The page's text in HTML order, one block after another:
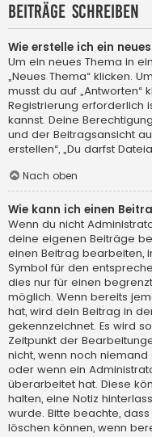
Beiträge schreiben
Wie erstelle ich ein
Um ein neues Thema in
„Neues Thema“ klicken.
musst du auf „Antworten“
Registrierung erforderlich
kannst. Deine
und der Beitragsansicht
erstellen“, „Du darfst
Nach oben
Wie kann ich einen
Wenn du nicht
deine eigenen Beiträge
einen Beitrag bearbeiten,
Symbol für den
dies nur für einen
möglich. Wenn bereits
hat, wird dein Beitrag in
gekennzeichnet. Es wird
Zeitpunkt der
nicht, wenn noch
oder wenn ein
überarbeitet hat. Diese
halten, eine Notiz
wurde. Bitte beachte,
löschen können, wenn